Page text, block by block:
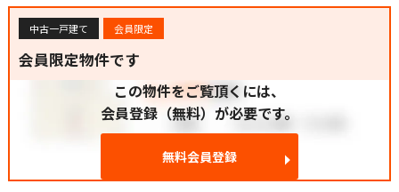
中古一戸建て 会員限定
会員限定物件です
この物件をご覧頂くには、
会員登録（無料）が必要です。
無料会員登録